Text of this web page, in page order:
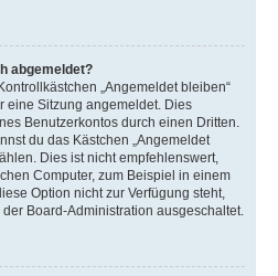
abgemeldet?
„Angemeldet bleiben“
eine Sitzung angemeldet. Dies
Benutzerkontos durch einen Dritten.
du das Kästchen „Angemeldet
Dies ist nicht empfehlenswert,
Computer, zum Beispiel in einem
Option nicht zur Verfügung steht,
Board-Administration ausgeschaltet.